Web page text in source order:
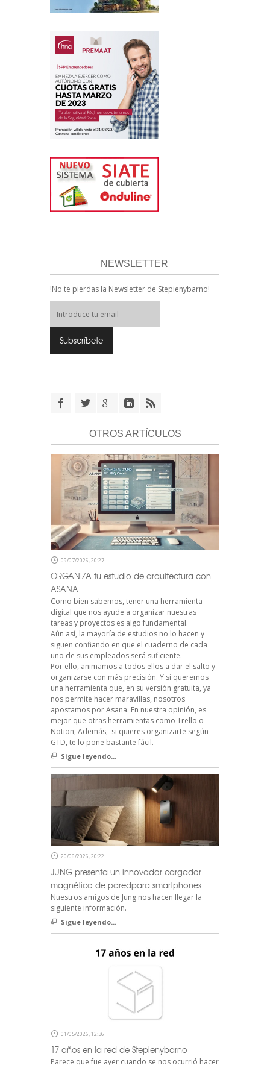
NEWSLETTER
!No te pierdas la Newsletter de Stepienybarno!
OTROS ARTÍCULOS
09/07/2026, 20:27
ORGANIZA tu estudio de arquitectura con
ASANA
Como bien sabemos, tener una herramienta
digital que nos ayude a organizar nuestras
tareas y proyectos es algo fundamental.
Aún así, la mayoría de estudios no lo hacen y
siguen confiando en que el cuaderno de cada
uno de sus empleados será suficiente.
Por ello, animamos a todos ellos a dar el salto y
organizarse con más precisión. Y si queremos
una herramienta que, en su versión gratuita, ya
nos permite hacer maravillas, nosotros
apostamos por Asana. En nuestra opinión, es
mejor que otras herramientas como Trello o
Notion, Además, si quieres organizarte según
GTD, te lo pone bastante fácil.
Sigue leyendo...
20/06/2026, 20:22
JUNG presenta un innovador cargador
magnético de paredpara smartphones
Nuestros amigos de Jung nos hacen llegar la
siguiente información.
Sigue leyendo...
01/05/2026, 12:36
17 años en la red de Stepienybarno
Parece que fue ayer cuando se nos ocurrió hacer